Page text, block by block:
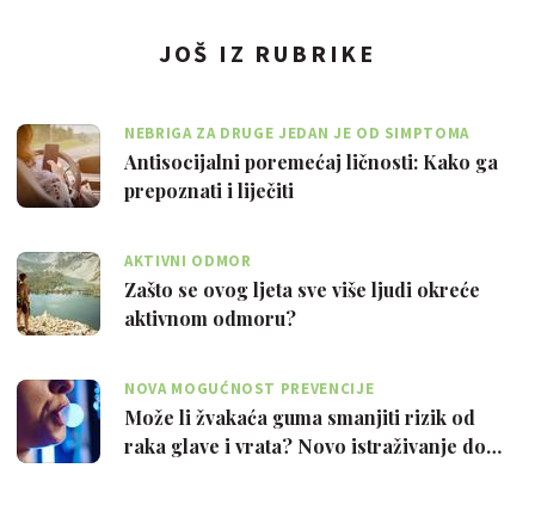
JOŠ IZ RUBRIKE
NEBRIGA ZA DRUGE JEDAN JE OD SIMPTOMA
Antisocijalni poremećaj ličnosti: Kako ga
prepoznati i liječiti
AKTIVNI ODMOR
Zašto se ovog ljeta sve više ljudi okreće
aktivnom odmoru?
NOVA MOGUĆNOST PREVENCIJE
Može li žvakaća guma smanjiti rizik od
raka glave i vrata? Novo istraživanje do…